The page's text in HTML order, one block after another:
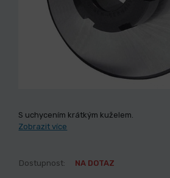
S uchycením krátkým kuželem.
Zobrazit více
Dostupnost: NA DOTAZ